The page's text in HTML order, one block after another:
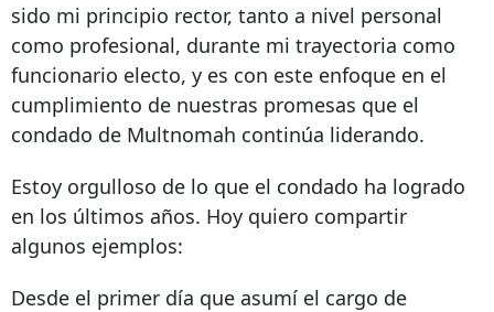
sido mi principio rector, tanto a nivel personal
como profesional, durante mi trayectoria como
funcionario electo, y es con este enfoque en el
cumplimiento de nuestras promesas que el
condado de Multnomah continúa liderando.
Estoy orgulloso de lo que el condado ha logrado
en los últimos años. Hoy quiero compartir
algunos ejemplos:
Desde el primer día que asumí el cargo de